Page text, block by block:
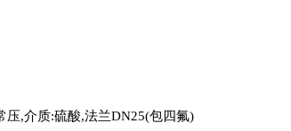
压,介质:硫酸,法兰DN25(包四氟)